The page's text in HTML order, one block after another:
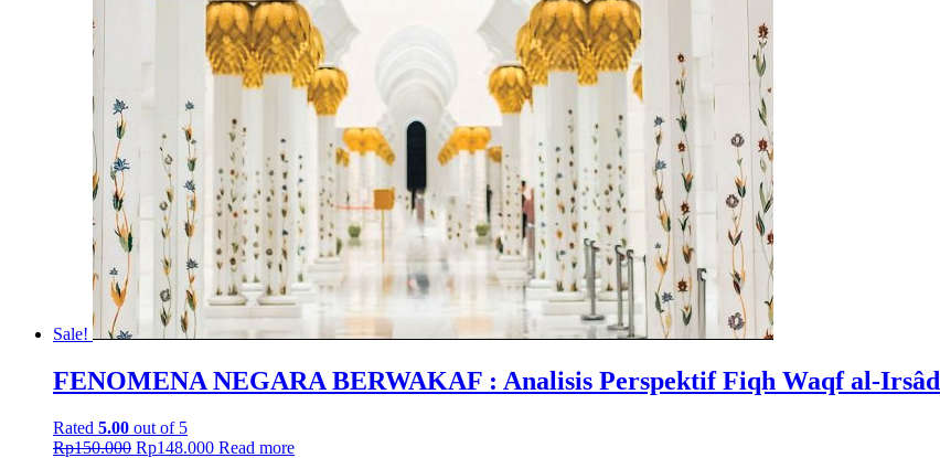
Sale!
FENOMENA NEGARA BERWAKAF : Analisis Perspektif Fiqh Waqf al-Irsâd
Rated 5.00 out of 5
Rp150.000 Rp148.000 Read more